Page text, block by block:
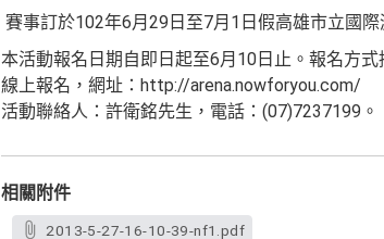
賽事訂於102年6月29日至7月1日假高雄市立國際
本活動報名日期自即日起至6月10日止。報名方式
線上報名，網址：http://arena.nowforyou.com/
活動聯絡人：許衛銘先生，電話：(07)7237199。
相關附件
2013-5-27-16-10-39-nf1.pdf